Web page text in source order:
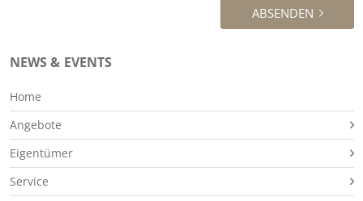
NEWS & EVENTS
Home
Angebote
Eigentümer
Service
ABSENDEN